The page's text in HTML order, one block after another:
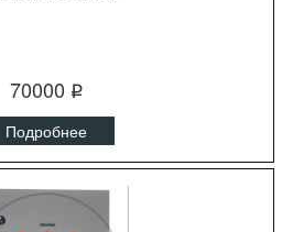
70000 q
Подробнее